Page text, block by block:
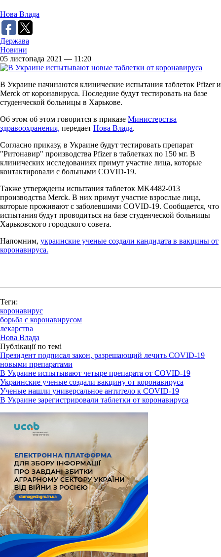
Нова Влада
Держава
Новини
05 листопада 2021 — 11:20
В Украине начинаются клинические испытания таблеток Pfizer и
Merck от коронавируса. Последние будут тестировать на базе
студенческой больницы в Харькове.
Об этом об этом говорится в приказе Министерства
здравоохранения, передает Нова Влада.
Согласно приказу, в Украине будут тестировать препарат
"Ритонавир" производства Pfizer в таблетках по 150 мг. В
клинических исследованиях примут участие лица, которые
контактировали с больными COVID-19.
Также утверждены испытания таблеток MK4482-013
производства Merck. В них примут участие взрослые лица,
которые проживают с заболевшими COVID-19. Сообщается, что
испытания будут проводиться на базе студенческой больницы
Харьковского городского совета.
Напомним, украинские ученые создали кандидата в вакцины от
коронавируса.
Теги:
коронавирус
борьба с коронавирусом
лекарства
Нова Влада
Публікації по темі
Президент подписал закон, разрешающий лечить COVID-19
новыми препаратами
В Украине испытывают четыре препарата от COVID-19
Украинские ученые создали вакцину от коронавируса
Ученые нашли универсальное антитело к COVID-19
В Украине зарегистрировали таблетки от коронавируса